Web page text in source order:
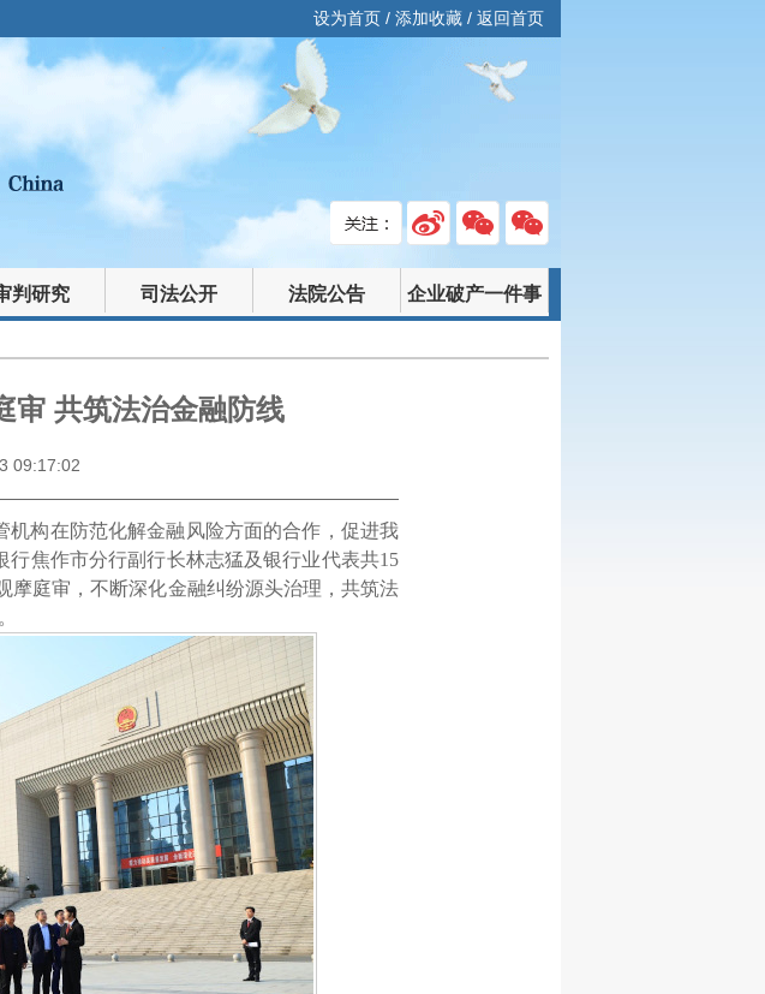
设为首页/ 添加收藏/ 返回首页
判研究 司法公开 法院公告 企业破产一件事
审 共筑法治金融防线
09:17:02
构在防范化解金融风险方面的合作，促进我
行焦作市分行副行长林志猛及银行业代表共15
摩庭审，不断深化金融纠纷源头治理，共筑法